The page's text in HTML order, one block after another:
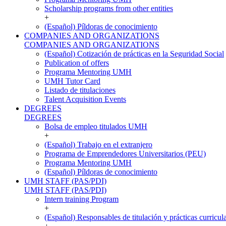
Scholarship programs from other entities
+
(Español) Píldoras de conocimiento
COMPANIES AND ORGANIZATIONS
COMPANIES AND ORGANIZATIONS
(Español) Cotización de prácticas en la Seguridad Social
Publication of offers
Programa Mentoring UMH
UMH Tutor Card
Listado de titulaciones
Talent Acquisition Events
DEGREES
DEGREES
Bolsa de empleo titulados UMH
+
(Español) Trabajo en el extranjero
Programa de Emprendedores Universitarios (PEU)
Programa Mentoring UMH
(Español) Píldoras de conocimiento
UMH STAFF (PAS/PDI)
UMH STAFF (PAS/PDI)
Intern training Program
+
(Español) Responsables de titulación y prácticas